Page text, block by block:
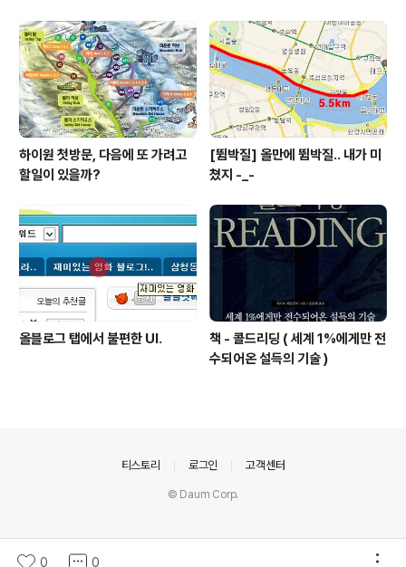
하이원 첫방문, 다음에 또 가려고
할일이 있을까?
[뜀박질] 올만에 뜀박질.. 내가 미
쳤지 -_-
올블로그 탭에서 불편한 UI.
책 - 콜드리딩 ( 세계 1%에게만 전
수되어온 설득의 기술 )
0 0
티스토리 로그인 고객센터
© Daum Corp.